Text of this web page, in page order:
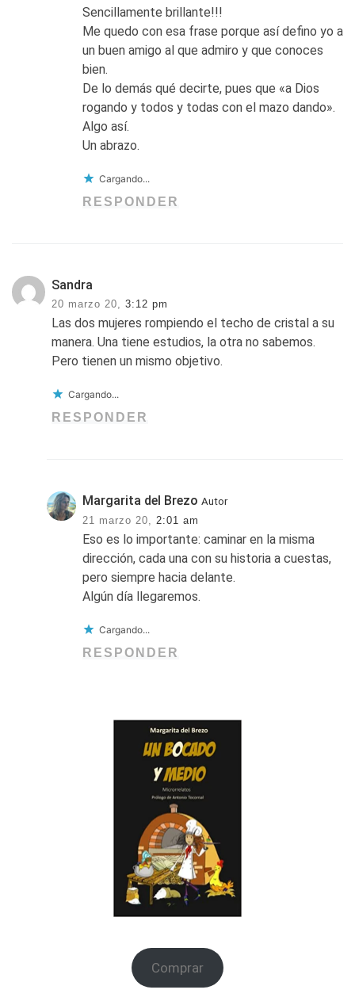
Sencillamente brillante!!!
Me quedo con esa frase porque así defino yo a
un buen amigo al que admiro y que conoces
bien.
De lo demás qué decirte, pues que «a Dios
rogando y todos y todas con el mazo dando».
Algo así.
Un abrazo.
Cargando...
RESPONDER
Sandra
20 marzo 20, 3:12 pm
Las dos mujeres rompiendo el techo de cristal a su
manera. Una tiene estudios, la otra no sabemos.
Pero tienen un mismo objetivo.
Cargando...
RESPONDER
Margarita del Brezo Autor
21 marzo 20,
2:01 am
Eso es lo importante: caminar en la misma
dirección, cada una con su historia a cuestas,
pero siempre hacia delante.
Algún día llegaremos.
Cargando...
RESPONDER
Comprar